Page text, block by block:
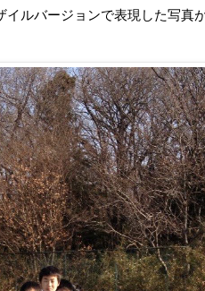
ルバージョンで表現した写真